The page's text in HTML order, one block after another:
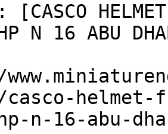
HELMET
N 16 ABU
casco-
n-16-abu-